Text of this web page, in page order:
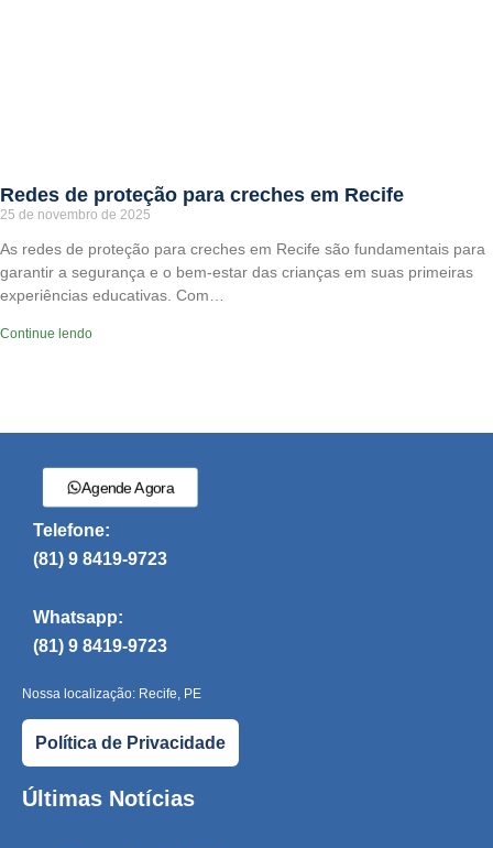
Redes de proteção para creches em Recife
25 de novembro de 2025
As redes de proteção para creches em Recife são fundamentais para
garantir a segurança e o bem-estar das crianças em suas primeiras
experiências educativas. Com…
Continue lendo
Agende Agora
Telefone:
(81) 9 8419-9723
Whatsapp:
(81) 9 8419-9723
Nossa localização: Recife, PE
Política de Privacidade
Últimas Notícias